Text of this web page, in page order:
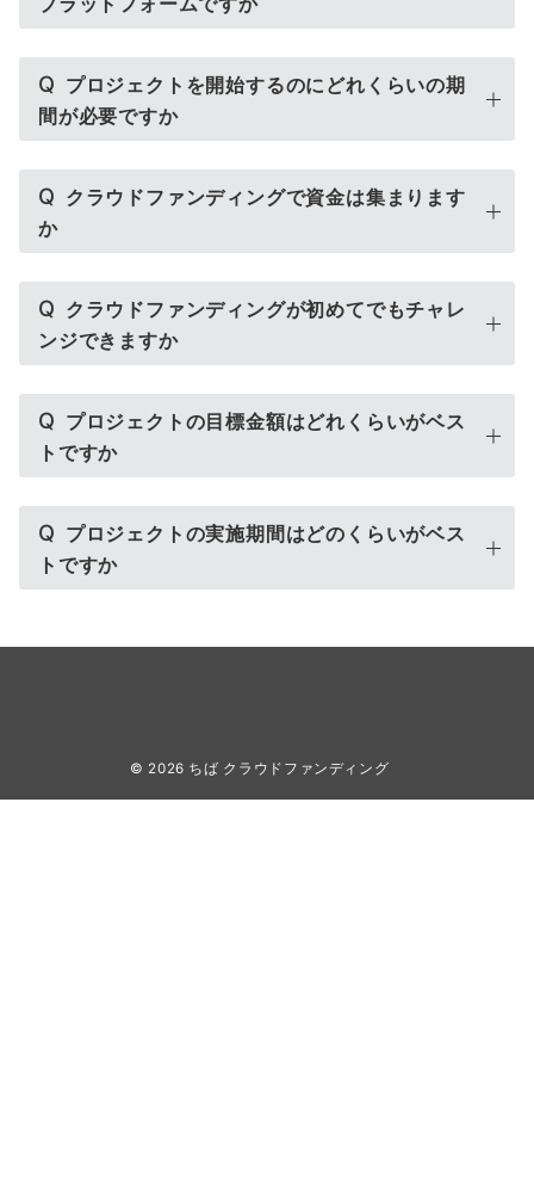
Q プロジェクトを開始するのにどれくらいの期
間が必要ですか
Q クラウドファンディングで資金は集まります
か
Q クラウドファンディングが初めてでもチャレ
ンジできますか
Q プロジェクトの目標金額はどれくらいがベス
トですか
Q プロジェクトの実施期間はどのくらいがベス
トですか
© 2026 ちば クラウドファンディング